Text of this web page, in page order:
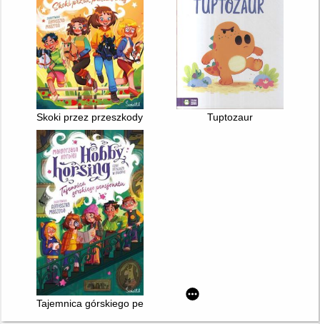
Skoki przez przeszkody Tuptozaur
Tajemnica górskiego pensjonatu